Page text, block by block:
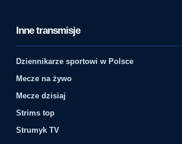
Inne transmisje
Dziennikarze sportowi w Polsce
Mecze na żywo
Mecze dzisiaj
Strims top
Strumyk TV